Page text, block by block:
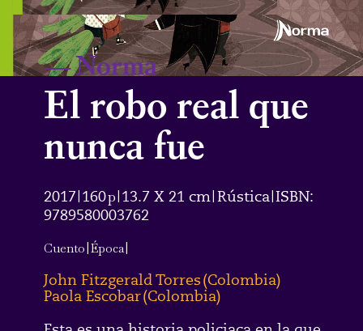
—Norma
El robo real que
nunca fue
2017 160p 13.7 X 21 cm Rústica ISBN:
9789580003762
Cuento Época
John Fitzgerald Torres(Colombia)
Paola Escobar(Colombia)